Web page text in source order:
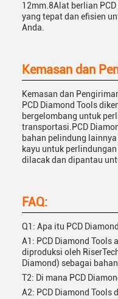
12mm.8Alat berlian
yang tepat dan efisien
Anda.
Kemasan dan
Kemasan dan
PCD Diamond Tools
bergelombang untuk
transportasi.PCD
bahan pelindung
kayu untuk
dilacak dan dipantau
FAQ:
Q1: Apa itu PCD
A1: PCD Diamond Tools
diproduksi oleh
Diamond) sebagai
T2: Di mana PCD
A2: PCD Diamond Tools